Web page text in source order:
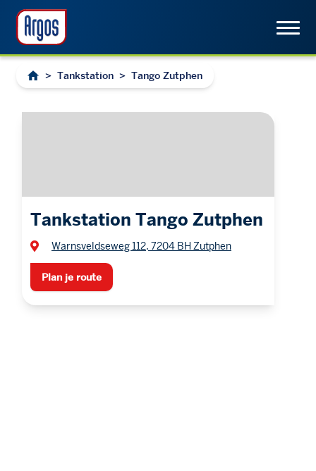
> Tankstation > Tango Zutphen
Tankstation Tango Zutphen
Warnsveldseweg 112, 7204 BH Zutphen
Plan je route